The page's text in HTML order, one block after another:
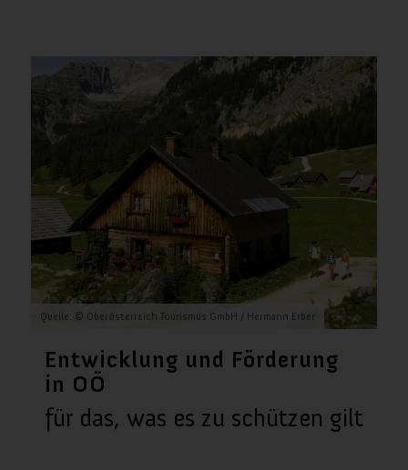
Quelle: © Oberösterreich Tourismus GmbH / Hermann Erber
Entwicklung und Förderung
in OÖ
für das, was es zu schützen gilt